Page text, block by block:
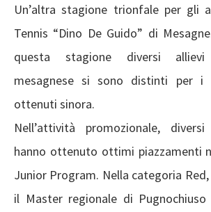
Un’altra stagione trionfale per gli
Tennis “Dino De Guido” di
questa stagione diversi
mesagnese si sono distinti per i
ottenuti sinora.
Nell’attività promozionale,
hanno ottenuto ottimi piazzamenti
Junior Program. Nella categoria
il Master regionale di